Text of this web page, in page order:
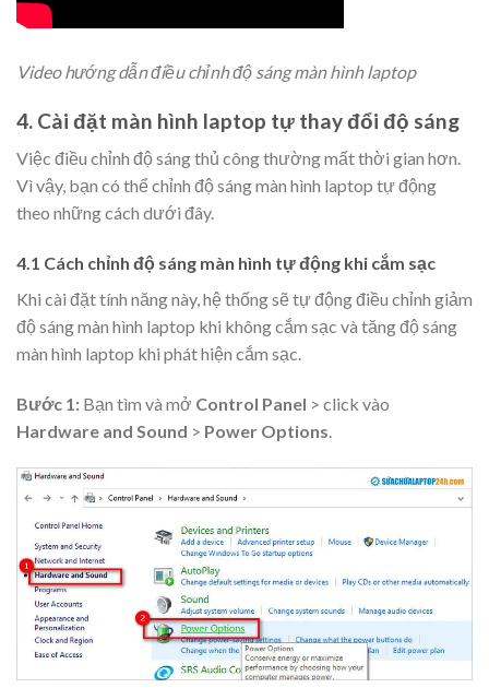
Video hướng dẫn điều chỉnh độ sáng màn hình laptop
4. Cài đặt màn hình laptop tự thay đổi độ sáng
Việc điều chỉnh độ sáng thủ công thường mất thời gian hơn.
Vì vậy, bạn có thể chỉnh độ sáng màn hình laptop tự động
theo những cách dưới đây.
4.1 Cách chỉnh độ sáng màn hình tự động khi cắm sạc
Khi cài đặt tính năng này, hệ thống sẽ tự động điều chỉnh giảm
độ sáng màn hình laptop khi không cắm sạc và tăng độ sáng
màn hình laptop khi phát hiện cắm sạc.
Bước 1: Bạn tìm và mở Control Panel > click vào
Hardware and Sound > Power Options